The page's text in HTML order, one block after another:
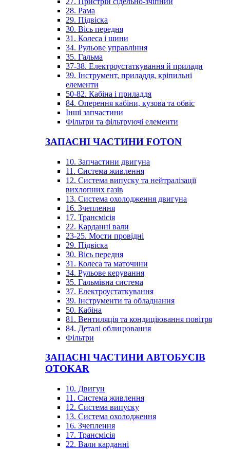
28. Рама
29. Підвіска
30. Вісь передня
31. Колеса і шини
34. Рульове управління
35. Гальма
37-38. Електроустаткування й прилади
39. Інструмент, приладдя, кріпильні
елементи
50-82. Кабіна і приладдя
84. Оперення кабіни, кузова та обвіс
Інші запчастини
Фільтри та фільтруючі елементи
ЗАПАСНІ ЧАСТИНИ FOTON
10. Запчастини двигуна
11. Система живлення
12. Система випуску та нейтралізації
вихлопних газів
13. Система охолодження двигуна
16. Зчеплення
17. Трансмісія
22. Карданні вали
23-25. Мости провідні
29. Підвіска
30. Вісь передня
31. Колеса та маточини
34. Рульове керування
35. Гальмівна система
37. Електроустаткування
39. Інструменти та обладнання
50. Кабіна
81. Вентиляція та кондиціювання повітря
84. Деталі облицювання
Фільтри
ЗАПАСНІ ЧАСТИНИ АВТОБУСІВ
OTOKAR
10. Двигун
11. Система живлення
12. Система випуску
13. Система охолодження
16. Зчеплення
17. Трансмісія
22. Вали карданні